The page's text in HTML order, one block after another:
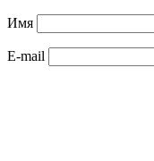
Имя
E-mail